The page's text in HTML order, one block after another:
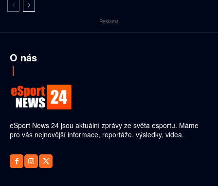
Reklama
O nás
eSport News 24 jsou aktuální zprávy ze světa esportu. Máme
pro vás nejnovější informace, reportáže, výsledky, videa.